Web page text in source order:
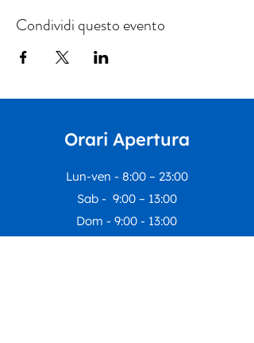
Condividi questo evento
Orari Apertura
Lun-ven - 8:00 – 23:00
Sab - 9:00 – 13:00
Dom - 9:00 - 13:00